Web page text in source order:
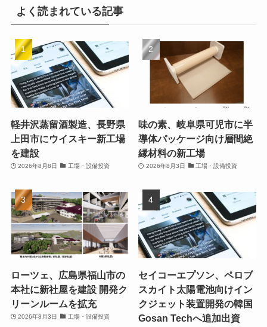
よく読まれている記事
軽井沢蒸留酒製造、長野県
上田市にウイスキー新工場
を建設
2026年8月8日 工場・設備投資
味の素、岐阜県可児市に半
導体パッケージ向け層間絶
縁材料の新工場
2026年8月3日 工場・設備投資
ローツェ、広島県福山市の
本社に新社屋を建設 開発ク
リーンルームを拡充
2026年8月3日 工場・設備投資
セイコーエプソン、ペロブ
スカイト太陽電池向けイン
クジェット装置開発の韓国
Gosan Techへ追加出資